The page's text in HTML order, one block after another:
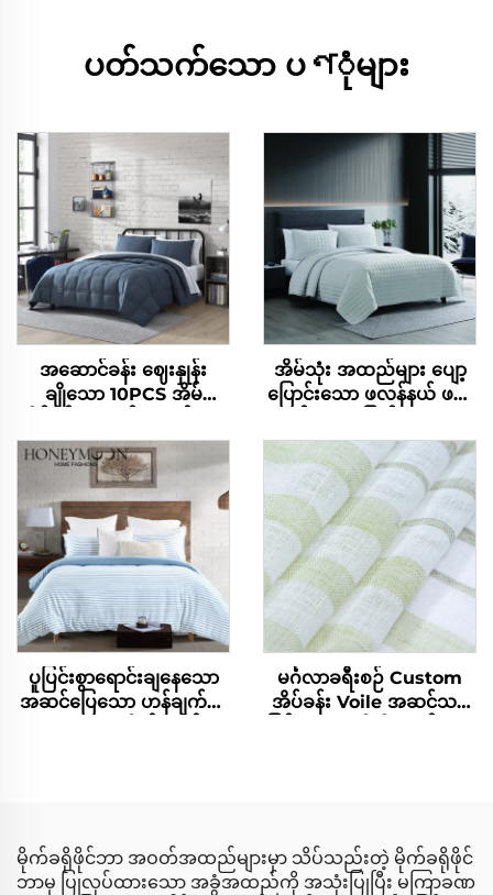
ပတ်သက်သော ပণုံများ
အဆောင်ခန်း ဈေးနှုန်း
ချိုသော 10PCS အိမ်
ထည်အစုံ
အိမ်သုံး အထည်များ ပျော့
ပြောင်းသော ဖလန်နယ် ဖလီ
ပြောင်းလဲနိုင်သော အိပ်ခန်း
ဆောင်းယာထည်များ ပလပ်
ရှာ ဆောင်းယာထည်နှင့် ကွဲ
တ်စ် အစုံ
ပူပြင်းစွာရောင်းချနေသော
အဆင်ပြေသော ဟန်ချက်ညီ
မင်္ဂလာခရီးစဉ် Custom
အိပ်ခန်း Voile အဆင်သင့်
မိုက်ခရိုဖိုင်ဘာ အဝတ်အထည်များမှာ သိပ်သည်းတဲ့ မိုက်ခရိုဖိုင်
ဘာမှ ပြုလုပ်ထားသော အခွံအထည်ကို အသုံးပြုပြီး မကြာခဏ